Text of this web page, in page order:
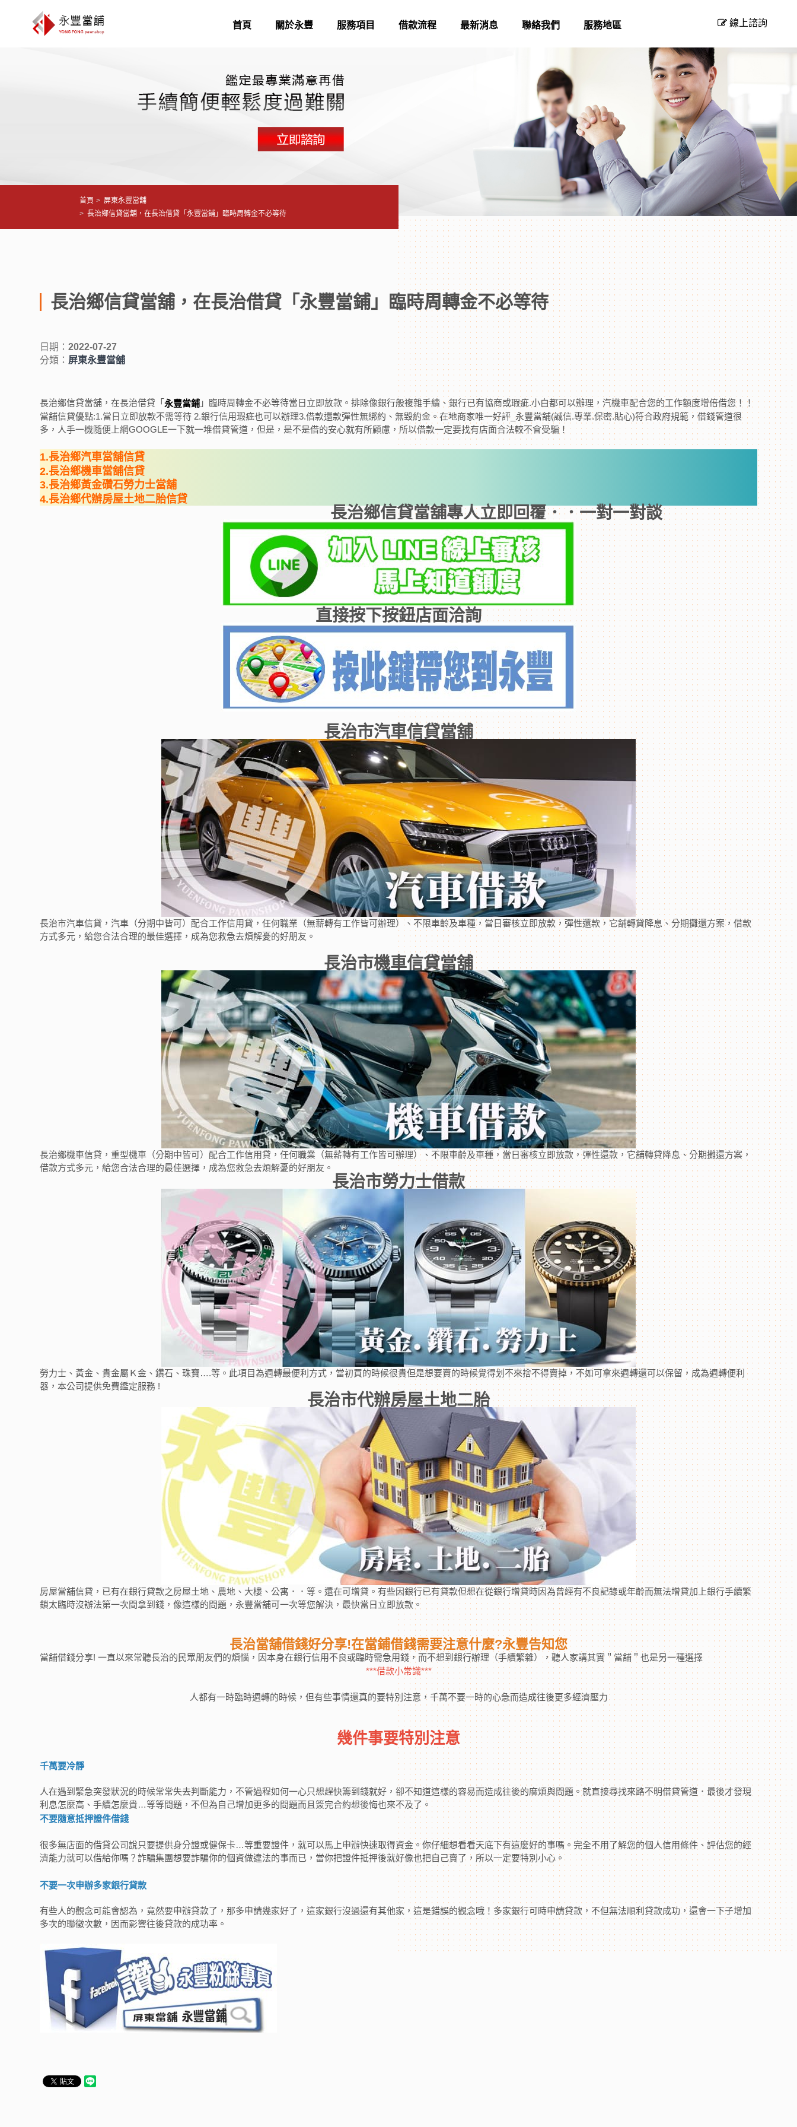
首頁 關於永豐 服務項目 借款流程 最新消息 聯絡我們 服務地區 線上諮詢
首頁
屏東永豐當舖
長治鄉信貸當舖，在長治借貸「永豐當鋪」臨時周轉金不必等待
長治鄉信貸當舖，在長治借貸「永豐當鋪」臨時周轉金不必等待
日期：2022-07-27
分類： 屏東永豐當舖
長治鄉信貸當舖，在長治借貸「永豐當鋪 」臨時周轉金不必等待當日立即放款。排除像銀行般複雜手續、銀行已有協商或瑕疵.小白都可以辦理，汽機車配合您的工作額度增倍借您！！
當舖信貸優點:1.當日立即放款不需等待 2.銀行信用瑕疵也可以辦理3.借款還款彈性無綁約、無毀約金。在地商家唯一好評_永豐當舖(誠信.專業.保密.貼心)符合政府規範，借錢管道很
多，人手一機隨便上網GOOGLE一下就一堆借貸管道，但是，是不是借的安心就有所顧慮，所以借款一定要找有店面合法較不會受騙！
1.長治鄉汽車當舖信貸
2.長治鄉機車當舖信貸
3.長治鄉黃金礸石勞力士當舖
4.長治鄉代辦房屋土地二胎信貸
長治鄉信貸當舖專人立即回覆．．一對一對談
直接按下按鈕店面洽詢
長治市汽車信貸當舖
長治市汽車信貸，汽車（分期中皆可）配合工作信用貸，任何職業（無薪轉有工作皆可辦理）、不限車齡及車種，當日審核立即放款，彈性還款，它舖轉貸降息、分期攤還方案，借款
方式多元，給您合法合理的最佳選擇，成為您救急去煩解憂的好朋友。
長治市機車信貸當舖
長治鄉機車信貸，重型機車（分期中皆可）配合工作信用貸，任何職業（無薪轉有工作皆可辦理）、不限車齡及車種，當日審核立即放款，彈性還款，它舖轉貸降息、分期攤還方案，
借款方式多元，給您合法合理的最佳選擇，成為您救急去煩解憂的好朋友。
長治市勞力士借款
勞力士、黃金、貴金屬Ｋ金、鑽石、珠寶….等。此項目為週轉最便利方式，當初買的時候很貴但是想要賣的時候覺得划不來捨不得賣掉，不如可拿來週轉還可以保留，成為週轉便利
器，本公司提供免費鑑定服務 !
長治市代辦房屋土地二胎
房屋當舖信貸，已有在銀行貸款之房屋土地、農地、大樓、公寓．．等。還在可增貸。有些因銀行已有貸款但想在從銀行增貸時因為曾經有不良記錄或年齡而無法增貸加上銀行手續繁
鎖太臨時沒辦法第一次間拿到錢，像這樣的問題，永豐當舖可一次等您解決，最快當日立即放款。
長治當舖借錢好分享!在當鋪借錢需要注意什麼?永豐告知您
當舖借錢分享! 一直以來常聽長治的民眾朋友們的煩惱，因本身在銀行信用不良或臨時需急用錢，而不想到銀行辦理（手續繁雜），聽人家講其實＂當舖＂也是另一種選擇
***借款小常識***
人都有一時臨時週轉的時候，但有些事情還真的要特別注意，千萬不要一時的心急而造成往後更多經濟壓力
幾件事要特別注意
千萬要冷靜
人在遇到緊急突發狀況的時候常常失去判斷能力，不管過程如何一心只想趕快籌到錢就好，卻不知道這樣的容易而造成往後的麻煩與問題。就直接尋找來路不明借貸管道．最後才發現
利息怎麼高、手續怎麼貴…等等問題，不但為自己增加更多的問題而且簽完合約想後悔也來不及了。
不要隨意抵押證件借錢
很多無店面的借貸公司說只要提供身分證或健保卡…等重要證件，就可以馬上申辦快速取得資金。你仔細想看看天底下有這麼好的事嗎。完全不用了解您的個人信用條件、評估您的經
濟能力就可以借給你嗎？詐騙集團想要詐騙你的個資做違法的事而已，當你把證件抵押後就好像也把自己賣了，所以一定要特別小心。
不要一次申辦多家銀行貸款
有些人的觀念可能會認為，竟然要申辦貸款了，那多申請幾家好了，這家銀行沒過還有其他家，這是錯誤的觀念哦！多家銀行可時申請貸款，不但無法順利貸款成功，還會一下子增加
多次的聯徵次數，因而影響往後貸款的成功率。